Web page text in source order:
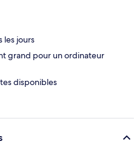
les jours
grand pour un ordinateur
disponibles